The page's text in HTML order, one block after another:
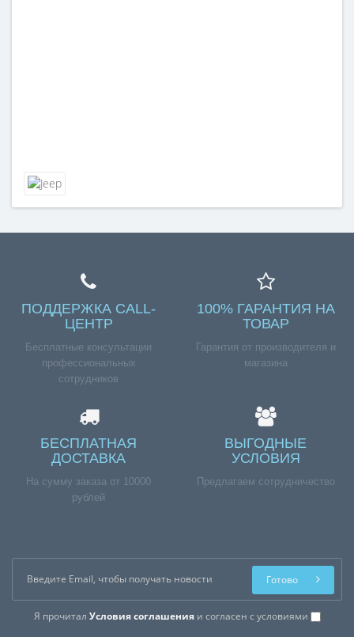
ПОДДЕРЖКА CALL-
ЦЕНТР
Бесплатные консультации
профессиональных
сотрудников
100% ГАРАНТИЯ НА
ТОВАР
Гарантия от производителя и
магазина
БЕСПЛАТНАЯ
ДОСТАВКА
На сумму заказа от 10000
рублей
ВЫГОДНЫЕ
УСЛОВИЯ
Предлагаем сотрудничество
Я прочитал Условия соглашенияи согласен с условиями
Готово